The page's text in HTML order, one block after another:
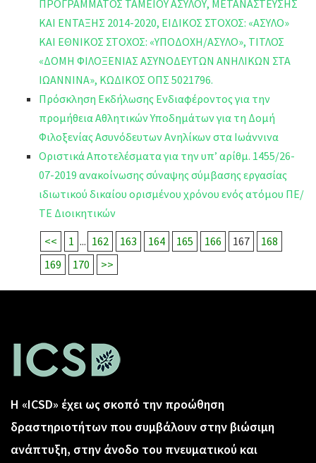
ΠΡΟΓΡΑΜΜΑΤΟΣ ΤΑΜΕΙΟΥ ΑΣΥΛΟΥ, ΜΕΤΑΝΑΣΤΕΥΣΗΣ
ΚΑΙ ΕΝΤΑΞΗΣ 2014-2020, ΕΙΔΙΚΟΣ ΣΤΟΧΟΣ: «ΑΣΥΛΟ»
ΚΑΙ ΕΘΝΙΚΟΣ ΣΤΟΧΟΣ: «ΥΠΟΔΟΧΗ/ΑΣΥΛΟ», ΤΙΤΛΟΣ
«ΔΟΜΗ ΦΙΛΟΞΕΝΙΑΣ ΑΣΥΝΟΔΕΥΤΩΝ ΑΝΗΛΙΚΩΝ ΣΤΑ
ΙΩΑΝΝΙΝΑ», ΚΩΔΙΚΟΣ ΟΠΣ 5021796.
Πρόσκληση Εκδήλωσης Ενδιαφέροντος για την
προμήθεια Αθλητικών Υποδημάτων για τη Δομή
Φιλοξενίας Ασυνόδευτων Ανηλίκων στα Ιωάννινα
Οριστικά Αποτελέσματα για την υπ’ αρίθμ. 1455/26-
07-2019 ανακοίνωσης σύναψης σύμβασης εργασίας
ιδιωτικού δικαίου ορισμένου χρόνου ενός ατόμου ΠΕ/
ΤΕ Διοικητικών
<<
1 ... 162 163 164 165 166 167
168
169
170 >>
Η «ICSD» έχει ως σκοπό την προώθηση
δραστηριοτήτων που συμβάλουν στην βιώσιμη
ανάπτυξη, στην άνοδο του πνευματικού και